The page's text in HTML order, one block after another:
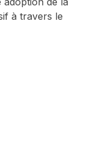
à travers le